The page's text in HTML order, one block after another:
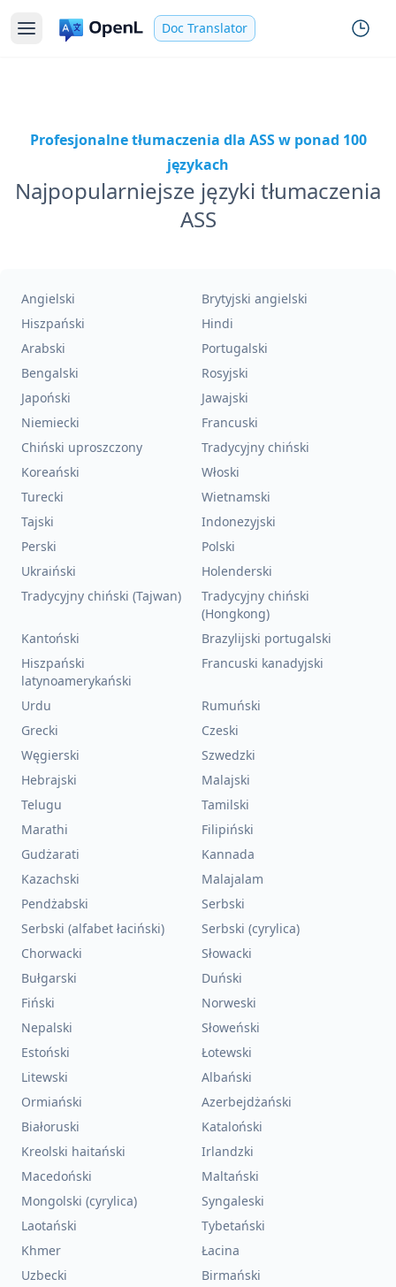
Doc Translator
Profesjonalne tłumaczenia dla ASS w ponad 100
językach
Najpopularniejsze języki tłumaczenia
ASS
Angielski
Brytyjski angielski
Hiszpański
Hindi
Arabski
Portugalski
Bengalski
Rosyjski
Japoński
Jawajski
Niemiecki
Francuski
Chiński uproszczony
Tradycyjny chiński
Koreański
Włoski
Turecki
Wietnamski
Tajski
Indonezyjski
Perski
Polski
Ukraiński
Holenderski
Tradycyjny chiński (Tajwan)
Tradycyjny chiński
(Hongkong)
Kantoński
Brazylijski portugalski
Hiszpański
latynoamerykański
Francuski kanadyjski
Urdu
Rumuński
Grecki
Czeski
Węgierski
Szwedzki
Hebrajski
Malajski
Telugu
Tamilski
Marathi
Filipiński
Gudżarati
Kannada
Kazachski
Malajalam
Pendżabski
Serbski
Serbski (alfabet łaciński)
Serbski (cyrylica)
Chorwacki
Słowacki
Bułgarski
Duński
Fiński
Norweski
Nepalski
Słoweński
Estoński
Łotewski
Litewski
Albański
Ormiański
Azerbejdżański
Białoruski
Kataloński
Kreolski haitański
Irlandzki
Macedoński
Maltański
Mongolski (cyrylica)
Syngaleski
Laotański
Tybetański
Khmer
Łacina
Uzbecki
Birmański